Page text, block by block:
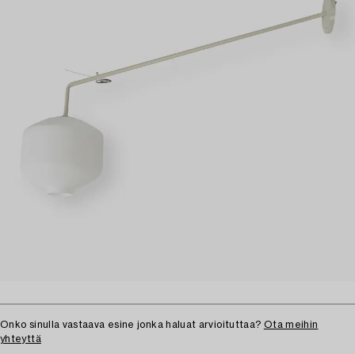
Onko sinulla vastaava esine jonka haluat arvioituttaa? Ota meihin
yhteyttä